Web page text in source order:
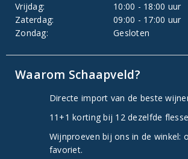
Vrijdag:
10:00 - 18:00 uur
Zaterdag:
09:00 - 17:00 uur
Zondag:
Gesloten
Waarom Schaapveld?
Directe import van de beste
11+1 korting bij 12 dezelfde
Wijnproeven bij ons in de winkel:
favoriet.